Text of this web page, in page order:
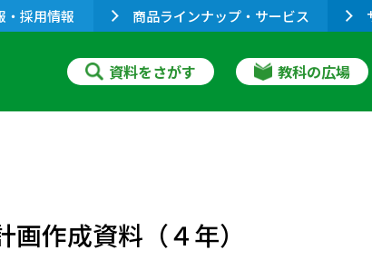
・採用情報 商品ラインナップ・サービス
資料をさがす 教科の広場
作成資料（４年）